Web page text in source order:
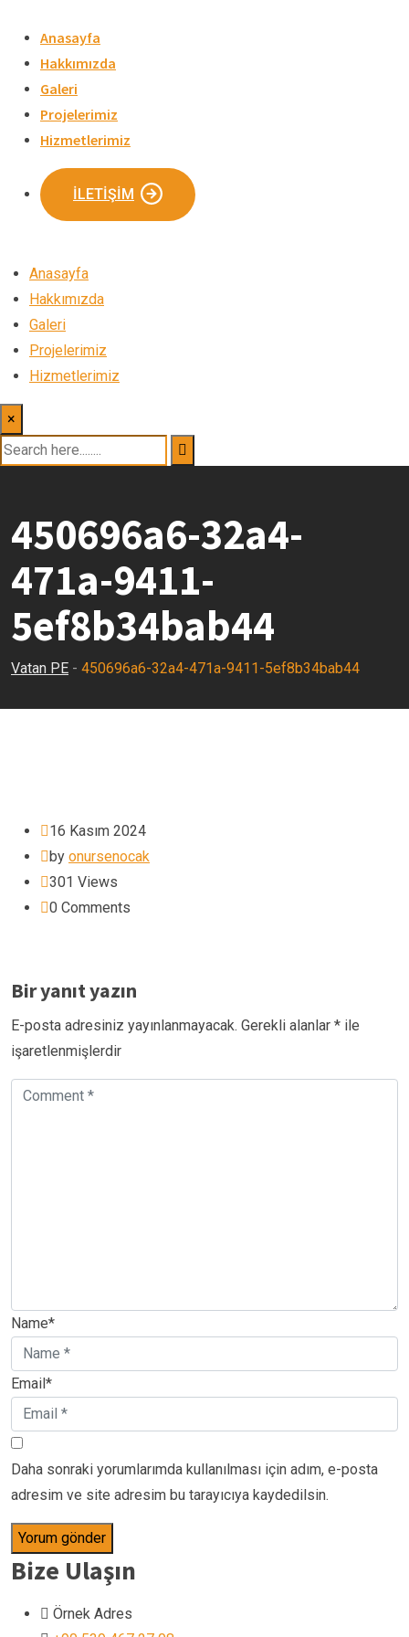
content
Anasayfa
Hakkımızda
Galeri
Projelerimiz
Hizmetlerimiz
İLETIŞIM
Anasayfa
Hakkımızda
Galeri
Projelerimiz
Hizmetlerimiz
×
450696a6-32a4-
471a-9411-
5ef8b34bab44
Vatan PE - 450696a6-32a4-471a-9411-5ef8b34bab44
16 Kasım 2024
by onursenocak
301 Views
0 Comments
Bir yanıt yazın
E-posta adresiniz yayınlanmayacak. Gerekli alanlar * ile
işaretlenmişlerdir
Name*
Email*
Daha sonraki yorumlarımda kullanılması için adım, e-posta
adresim ve site adresim bu tarayıcıya kaydedilsin.
Bize Ulaşın
Örnek Adres